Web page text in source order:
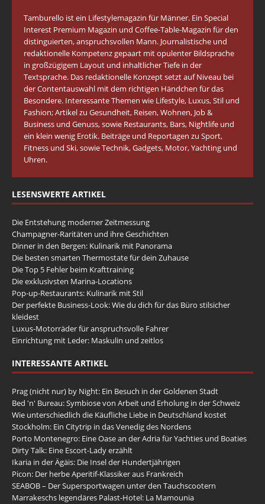
Tamburello ist ein Lifestylemagazin für Männer. Ein Special
Interest Premium Magazin und Coffee-Table-Magazin für den
distinguierten, anspruchsvollen Mann. Journalistische und
redaktionelle Kompetenz gepaart mit opulenter Bildsprache
in großzügigem Layout und inhaltlicher Tiefe in der
Textsprache. Das redaktionelle Konzept setzt auf Niveau bei
der Contentauswahl mit dem richtigen Händchen für das
Besondere. Interessante Themen wie Lifestyle, Luxus, Stil und
Fashion; Artikel zu Gesundheit, Reisen, Wohnen, Job &
Business und Genuss, sowie Restaurants, Bars, Nightlife und
ein klein wenig Erotik. Beiträge und Reportagen zu Sport,
Fitness und Ski, sowie Technik, Gadgets, Motor, Yachting und
Uhren.
LESENSWERTE ARTIKEL
Die Entstehung moderner Zeitmessung
Champagner-Raritäten und ihre Geschichten
Dinner in den Bergen: Kulinarik mit Panorama
Die besten smarten Thermostate für dein Zuhause
Die Top 5 Fehler beim Krafttraining
Die exklusivsten Marina-Locations
Pop-up-Restaurants: Kulinarik mit Stil
Der perfekte Business-Look: Wie du dich für das Büro stilsicher
kleidest
Luxus-Motorräder für anspruchsvolle Fahrer
Einrichtung mit Leder: Maskulin und zeitlos
INTERESSANTE ARTIKEL
Prag (nicht nur) by Night: Ein Besuch in der Goldenen Stadt
Bed 'n' Bureau: Symbiose von Arbeit und Erholung in der Schweiz
Wie unterschiedlich die Käufliche Liebe in Deutschland kostet
Stockholm: Ein Citytrip in das Venedig des Nordens
Porto Montenegro: Eine Oase an der Adria für Yachties und Boaties
Dirty Talk: Eine Escort-Lady erzählt
Ikaria in der Ägäis: Die Insel der Hundertjährigen
Picon: Der herbe Aperitif-Klassiker aus Frankreich
SEABOB – Der Supersportwagen unter den Tauchscootern
Marrakeschs legendäres Palast-Hotel: La Mamounia